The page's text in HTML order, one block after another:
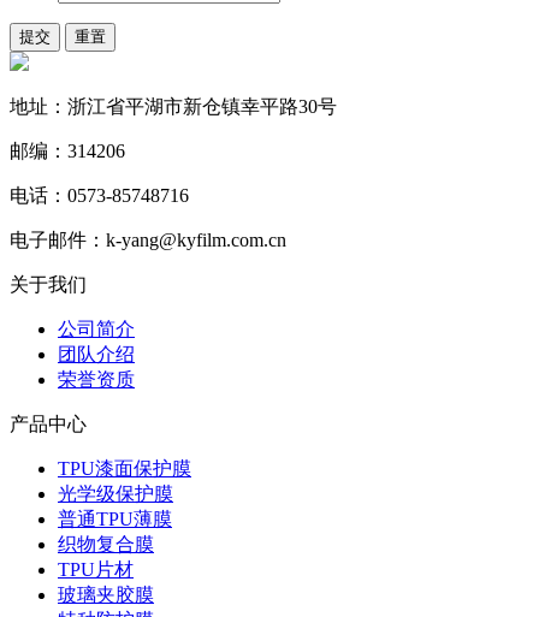
地址：浙江省平湖市新仓镇幸平路30号
邮编：314206
电话：0573-85748716
电子邮件：k-yang@kyfilm.com.cn
关于我们
公司简介
团队介绍
荣誉资质
产品中心
TPU漆面保护膜
光学级保护膜
普通TPU薄膜
织物复合膜
TPU片材
玻璃夹胶膜